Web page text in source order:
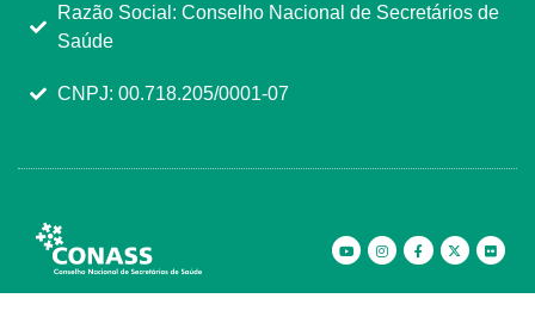
Razão Social: Conselho Nacional de Secretários de
Saúde
CNPJ: 00.718.205/0001-07